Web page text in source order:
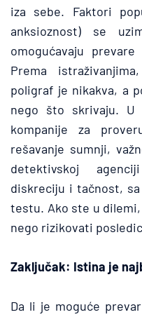
iza sebe. Faktori
anksioznost) se
omogućavaju
Prema
poligraf je nikakva, a
nego što skrivaju.
kompanije za
rešavanje sumnji,
detektivskoj
diskreciju i tačnost,
testu. Ako ste u
nego rizikovati
Zaključak: Istina je
Da li je moguće